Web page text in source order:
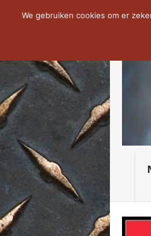
NOW
We gebruiken cookies om er